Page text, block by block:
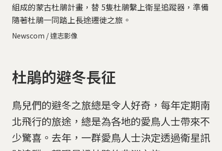
組成的蒙古杜鵑計畫，替 5隻杜鵑繫上衛星追蹤器，準備
隨著杜鵑一同踏上長途遷徙之旅。
Newscom / 達志影像
杜鵑的避冬長征
鳥兒們的避冬之旅總是令人好奇，每年定期南
北飛行的旅途，總是為各地的愛鳥人士帶來不
少驚喜。去年，一群愛鳥人士決定透過衛星訊